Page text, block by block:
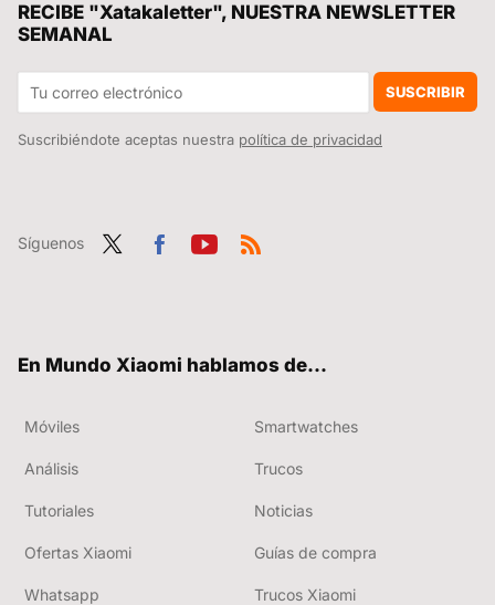
Tiene pantalla a color, batería para 100 días y se conecta al móvil. Y también se mete en la boca, pero no es un cepillo de dientes
RECIBE "Xatakaletter", NUESTRA NEWSLETTER
SEMANAL
SUSCRIBIR
Suscribiéndote aceptas nuestra política de privacidad
Síguenos
En Mundo Xiaomi hablamos de...
Móviles Smartwatches
Análisis Trucos
Tutoriales Noticias
Ofertas Xiaomi Guías de compra
Whatsapp Trucos Xiaomi